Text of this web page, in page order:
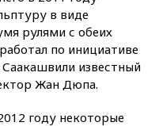
в виде
рулями с обеих
по инициативе
известный
Жан Дюпа.
году некоторые